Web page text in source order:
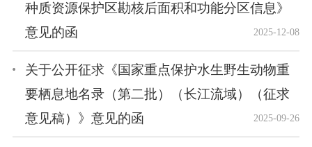
种质资源保护区勘核后面积和功能分区信息》
意见的函
2025-12-08
关于公开征求《国家重点保护水生野生动物重
要栖息地名录（第二批）（长江流域）（征求
意见稿）》意见的函
2025-09-26